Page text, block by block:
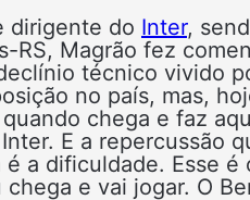
dirigente do Inter,
RS, Magrão fez
técnico vivido
no país, mas,
quando chega e faz
E a repercussão
é a dificuldade. Esse
chega e vai jogar. O